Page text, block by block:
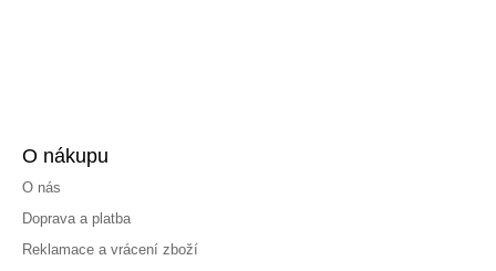
O nákupu
O nás
Doprava a platba
Reklamace a vrácení zboží